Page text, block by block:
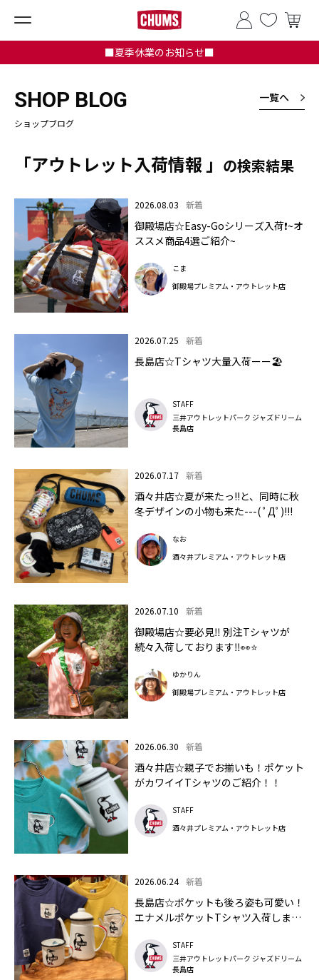
■夏季休業のお知らせ■
SHOP BLOG
ショップブログ
一覧へ
「アウトレット入荷情報 」 の検索結果
2026.08.03 新着
御殿場店☆Easy-Goシリーズ入荷❗~オ
ススメ商品4選ご紹介~
こま
御殿場プレミアム・アウトレット店
2026.07.25 新着
長島店☆Tシャツ大量入荷ーー🏖️
STAFF
三井アウトレットパーク ジャズドリーム
長島店
2026.07.17 新着
酒々井店☆夏が来たっ!!と、同時に秋
冬デザインの小物も来た---( ﾟДﾟ)!!!
なお
酒々井プレミアム・アウトレット店
2026.07.10 新着
御殿場店☆要必見‼ 別注Tシャツが
続々入荷しております‼👀⭐
ゆかりん
御殿場プレミアム・アウトレット店
2026.06.30 新着
酒々井店☆親子でお揃いも！ポケット
がカワイイTシャツのご紹介！！
STAFF
酒々井プレミアム・アウトレット店
2026.06.24 新着
長島店☆ポケットも後ろ姿も可愛い！
エナメルポケットTシャツ入荷しまし
STAFF
三井アウトレットパーク ジャズドリーム
長島店